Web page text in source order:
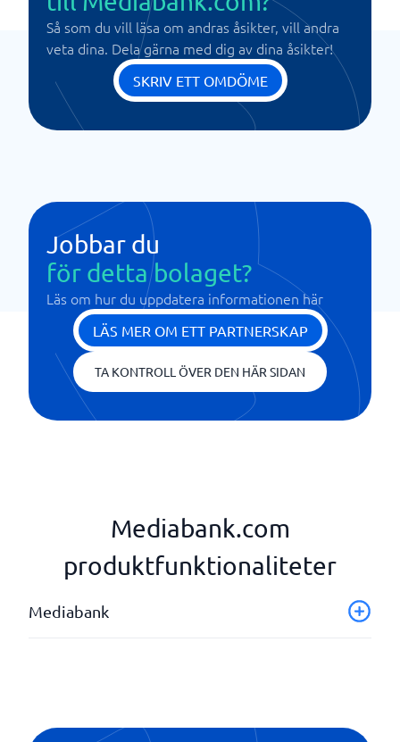
Så som du vill läsa om andras åsikter, vill andra
veta dina. Dela gärna med dig av dina åsikter!
SKRIV ETT OMDÖME
Jobbar du
för detta bolaget?
Läs om hur du uppdatera informationen här
LÄS MER OM ETT PARTNERSKAP
TA KONTROLL ÖVER DEN HÄR SIDAN
Mediabank.com
produktfunktionaliteter
Mediabank
Filkonverting